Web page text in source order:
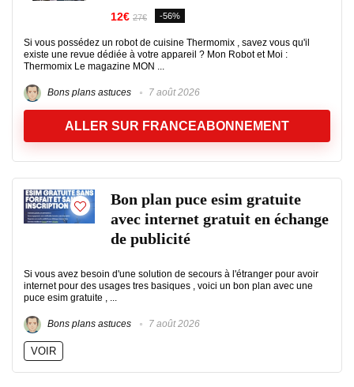
12€ 27€ -56%
Si vous possédez un robot de cuisine Thermomix , savez vous qu'il
existe une revue dédiée à votre appareil ? Mon Robot et Moi :
Thermomix Le magazine MON ...
Bons plans astuces 7 août 2026
ALLER SUR FRANCEABONNEMENT
Bon plan puce esim gratuite
avec internet gratuit en échange
de publicité
Si vous avez besoin d'une solution de secours à l'étranger pour avoir
internet pour des usages tres basiques , voici un bon plan avec une
puce esim gratuite , ...
Bons plans astuces 7 août 2026
VOIR